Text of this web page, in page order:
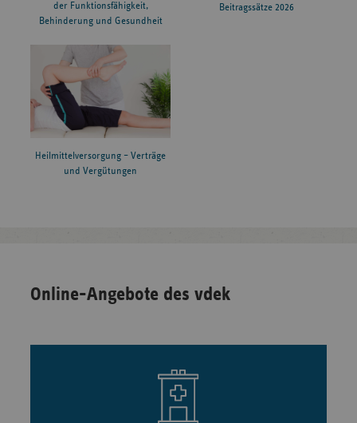
der Funktionsfähigkeit,
Behinderung und Gesundheit
Beitragssätze 2026
Heilmittelversorgung – Verträge
und Vergütungen
Online-Angebote des vdek